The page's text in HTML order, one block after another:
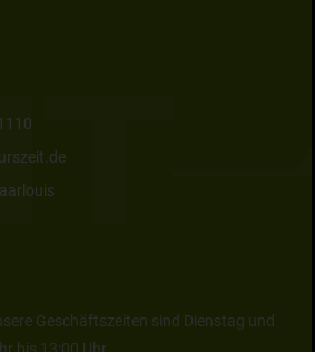
Geschäftszeiten sind Dienstag und